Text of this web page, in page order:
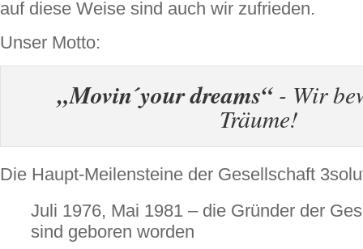
auf diese Weise sind auch wir zufrieden.
Unser Motto:
„Movin´your dreams“ - Wir
Träume!
Die Haupt-Meilensteine der Gesellschaft
Juli 1976, Mai 1981 – die Gründer der
sind geboren worden